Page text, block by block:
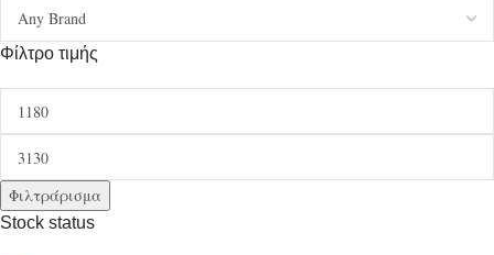
Φίλτρο τιμής
Φιλτράρισμα
Stock status